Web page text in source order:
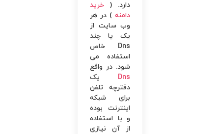
دارد. ( خرید
دامنه) در هر
وب ‌سایت از
یک یا چند
Dns خاص
استفاده می
‌شود. در واقع
Dns یک
دفترچه تلفن
برای شبکه
اینترنت بوده
و با استفاده
از آن نیازی